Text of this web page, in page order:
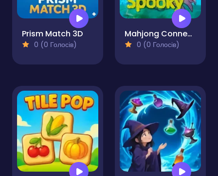
Prism Match 3D
0 (0 Голосів)
Mahjong Connect Spooky
0 (0 Голосів)